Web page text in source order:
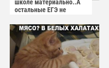
школе материально..А
остальные ЕГЭ не